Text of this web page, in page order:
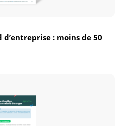
d’entreprise : moins de 50